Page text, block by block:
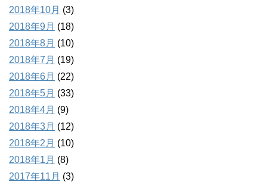
2018年10月 (3)
2018年9月 (18)
2018年8月 (10)
2018年7月 (19)
2018年6月 (22)
2018年5月 (33)
2018年4月 (9)
2018年3月 (12)
2018年2月 (10)
2018年1月 (8)
2017年11月 (3)